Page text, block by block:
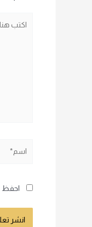
هنا...
احفظ